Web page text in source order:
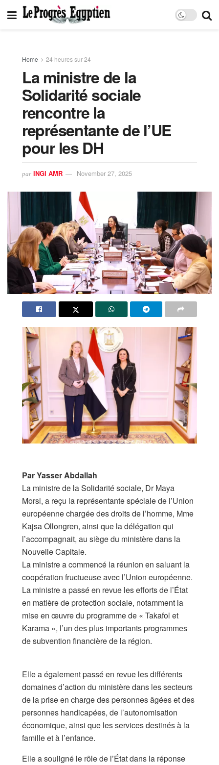
Home 24 heures sur 24
La ministre de la
Solidarité sociale
rencontre la
représentante de l’UE
pour les DH
par INGI AMR November 27, 2025
Par Yasser Abdallah
La ministre de la Solidarité sociale, Dr Maya
Morsi, a reçu la représentante spéciale de l’Union
européenne chargée des droits de l’homme, Mme
Kajsa Ollongren, ainsi que la délégation qui
l’accompagnait, au siège du ministère dans la
Nouvelle Capitale.
La ministre a commencé la réunion en saluant la
coopération fructueuse avec l’Union européenne.
La ministre a passé en revue les efforts de l’État
en matière de protection sociale, notamment la
mise en œuvre du programme de « Takafol et
Karama », l’un des plus importants programmes
de subvention financière de la région.
Elle a également passé en revue les différents
domaines d’action du ministère dans les secteurs
de la prise en charge des personnes âgées et des
personnes handicapées, de l’autonomisation
économique, ainsi que les services destinés à la
famille et à l’enfance.
Elle a souligné le rôle de l’État dans la réponse